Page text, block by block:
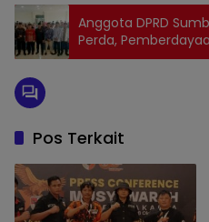
Anggota DPRD
Perda,
Koperasi Serta
Pos Terkait